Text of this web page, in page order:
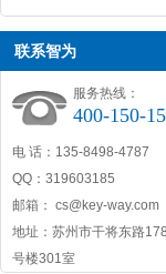
联系智为
服务热线：
400-150-
电 话：135-8498-4787
QQ：319603185
邮箱： cs@key-way.com
地址：苏州市干将东路
号楼301室